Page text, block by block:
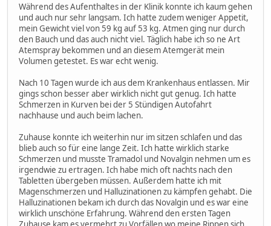
Während des Aufenthaltes in der Klinik konnte ich kaum gehen
und auch nur sehr langsam. Ich hatte zudem weniger Appetit,
mein Gewicht viel von 59 kg auf 53 kg. Atmen ging nur durch
den Bauch und das auch nicht viel. Täglich habe ich so ne Art
Atemspray bekommen und an diesem Atemgerät mein
Volumen getestet. Es war echt wenig.
Nach 10 Tagen wurde ich aus dem Krankenhaus entlassen. Mir
gings schon besser aber wirklich nicht gut genug. Ich hatte
Schmerzen in Kurven bei der 5 Stündigen Autofahrt
nachhause und auch beim lachen.
Zuhause konnte ich weiterhin nur im sitzen schlafen und das
blieb auch so für eine lange Zeit. Ich hatte wirklich starke
Schmerzen und musste Tramadol und Novalgin nehmen um es
irgendwie zu ertragen. Ich habe mich oft nachts nach den
Tabletten übergeben müssen. Außerdem hatte ich mit
Magenschmerzen und Halluzinationen zu kämpfen gehabt. Die
Halluzinationen bekam ich durch das Novalgin und es war eine
wirklich unschöne Erfahrung. Während den ersten Tagen